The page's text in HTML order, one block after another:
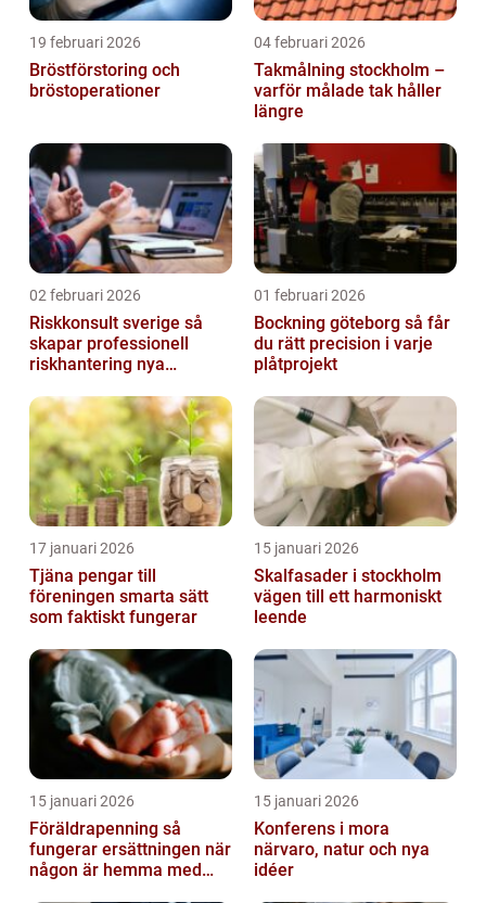
19 februari 2026
Bröstförstoring och
bröstoperationer
04 februari 2026
Takmålning stockholm –
varför målade tak håller
längre
02 februari 2026
Riskkonsult sverige så
skapar professionell
riskhantering nya
01 februari 2026
Bockning göteborg så får
du rätt precision i varje
plåtprojekt
17 januari 2026
Tjäna pengar till
föreningen smarta sätt
som faktiskt fungerar
15 januari 2026
Skalfasader i stockholm
vägen till ett harmoniskt
leende
15 januari 2026
Föräldrapenning så
fungerar ersättningen när
någon är hemma med
15 januari 2026
Konferens i mora
närvaro, natur och nya
idéer